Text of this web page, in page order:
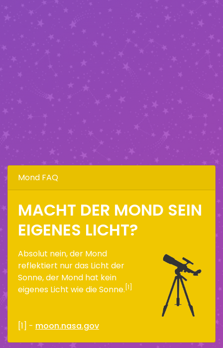
Mond FAQ
MACHT DER MOND SEIN
EIGENES LICHT?
Absolut nein, der Mond
reflektiert nur das Licht der
Sonne, der Mond hat kein
eigenes Licht wie die Sonne. [1]
[1] - moon.nasa.gov